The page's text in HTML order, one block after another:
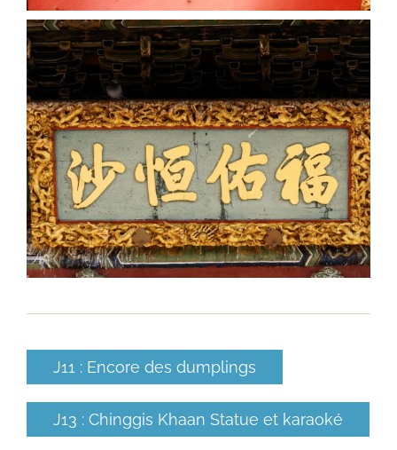
J11 : Encore des dumplings
J13 : Chinggis Khaan Statue et karaoké